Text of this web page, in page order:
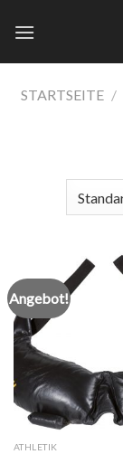
Inhalt
STARTSEITE /
Angebot!
ATHLETIK